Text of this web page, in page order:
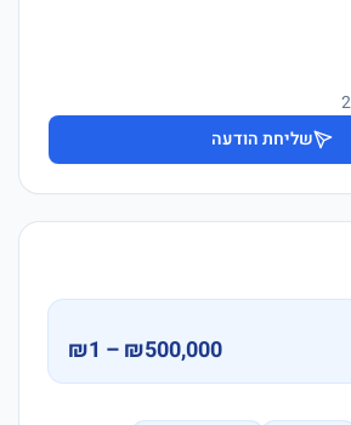
שליחת הודעה
₪1 – ₪500,000